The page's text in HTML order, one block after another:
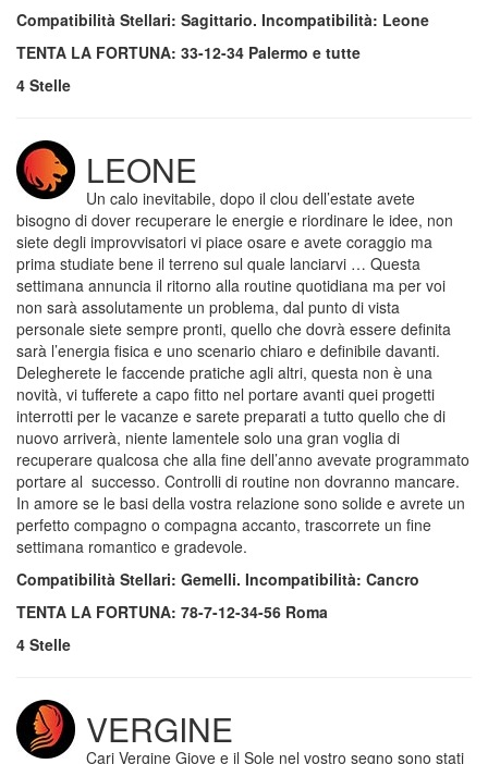
Compatibilità Stellari: Sagittario. Incompatibilità: Leone
TENTA LA FORTUNA: 33-12-34 Palermo e tutte
4 Stelle
LEONE
Un calo inevitabile, dopo il clou dell’estate avete
bisogno di dover recuperare le energie e riordinare le idee, non
siete degli improvvisatori vi piace osare e avete coraggio ma
prima studiate bene il terreno sul quale lanciarvi … Questa
settimana annuncia il ritorno alla routine quotidiana ma per voi
non sarà assolutamente un problema, dal punto di vista
personale siete sempre pronti, quello che dovrà essere definita
sarà l’energia fisica e uno scenario chiaro e definibile davanti.
Delegherete le faccende pratiche agli altri, questa non è una
novità, vi tufferete a capo fitto nel portare avanti quei progetti
interrotti per le vacanze e sarete preparati a tutto quello che di
nuovo arriverà, niente lamentele solo una gran voglia di
recuperare qualcosa che alla fine dell’anno avevate programmato
portare al successo. Controlli di routine non dovranno mancare.
In amore se le basi della vostra relazione sono solide e avrete un
perfetto compagno o compagna accanto, trascorrete un fine
settimana romantico e gradevole.
Compatibilità Stellari: Gemelli. Incompatibilità: Cancro
TENTA LA FORTUNA: 78-7-12-34-56 Roma
4 Stelle
VERGINE
Cari Vergine Giove e il Sole nel vostro segno sono stati